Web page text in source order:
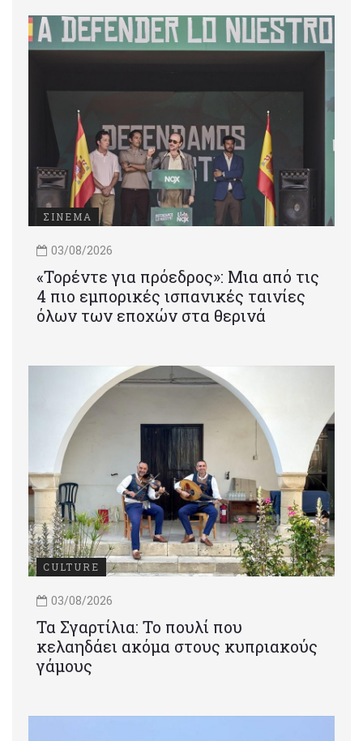
ΣΙΝΕΜΑ
03/08/2026
«Τορέντε για πρόεδρος»: Mια από τις
4 πιο εμπορικές ισπανικές ταινίες
όλων των εποχών στα θερινά
CULTURE
03/08/2026
Τα Σγαρτίλια: Το πουλί που
κελαηδάει ακόμα στους κυπριακούς
γάμους